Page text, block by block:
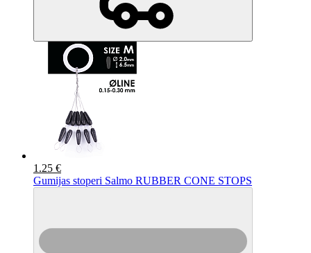
1.25 €
Gumijas stoperi Salmo RUBBER CONE STOPS